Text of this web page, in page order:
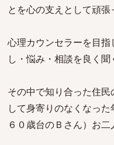
とを心の支えとして頑張
心理カウンセラーを目
し・悩み・相談を良く聞
その中で知り合った住民
して身寄りのなくなっ
６０歳台のＢさん）お二